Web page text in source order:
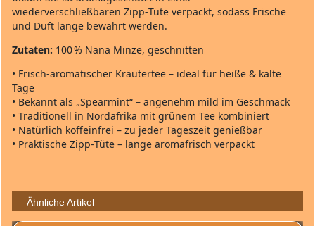
wiederverschließbaren Zipp‑Tüte verpackt, sodass Frische
und Duft lange bewahrt werden.
Zutaten: 100 % Nana Minze, geschnitten
• Frisch‑aromatischer Kräutertee – ideal für heiße & kalte
Tage
• Bekannt als „Spearmint“ – angenehm mild im Geschmack
• Traditionell in Nordafrika mit grünem Tee kombiniert
• Natürlich koffeinfrei – zu jeder Tageszeit genießbar
• Praktische Zipp‑Tüte – lange aromafrisch verpackt
Ähnliche Artikel